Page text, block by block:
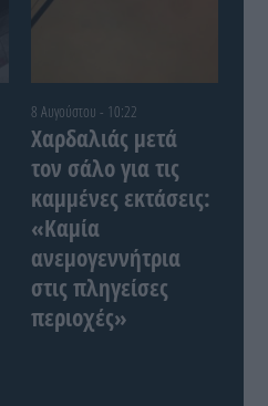
8 Αυγούστου - 10:22
Χαρδαλιάς μετά
τον σάλο για τις
καμμένες εκτάσεις:
«Καμία
ανεμογεννήτρια
στις πληγείσες
περιοχές»